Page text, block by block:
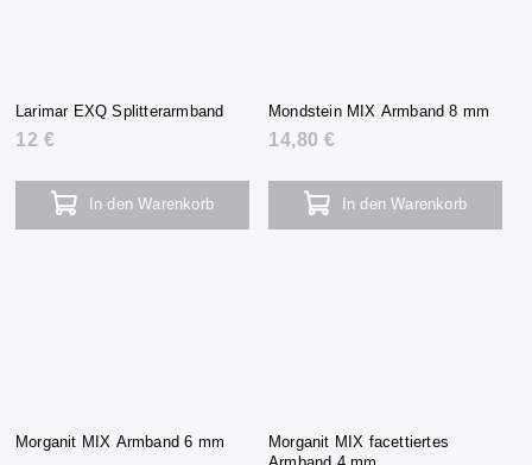
Larimar EXQ Splitterarmband
12 €
In den Warenkorb
Mondstein MIX Armband 8 mm
14,80 €
In den Warenkorb
Morganit MIX Armband 6 mm
Morganit MIX facettiertes